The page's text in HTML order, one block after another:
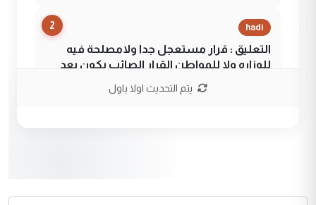
2 hadi
التعليق : قرار مستعجل جدا ولامصلحة فيه
للوزاره ولا للمواطن القرار الصائب يكون بعد
الاستماع للمدير ومغرفة ...
جنسية الرافد الثالث للعراق ومن اصول عريقة
يتم التحديث اولا باول